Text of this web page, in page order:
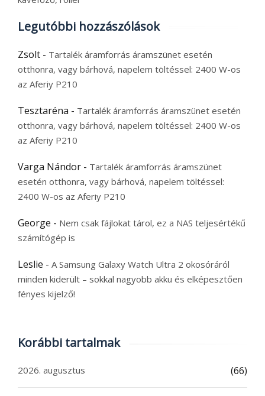
Legutóbbi hozzászólások
Zsolt - Tartalék áramforrás áramszünet esetén
otthonra, vagy bárhová, napelem töltéssel: 2400 W-os
az Aferiy P210
Tesztaréna - Tartalék áramforrás áramszünet esetén
otthonra, vagy bárhová, napelem töltéssel: 2400 W-os
az Aferiy P210
Varga Nándor - Tartalék áramforrás áramszünet
esetén otthonra, vagy bárhová, napelem töltéssel:
2400 W-os az Aferiy P210
George - Nem csak fájlokat tárol, ez a NAS teljesértékű
számítógép is
Leslie - A Samsung Galaxy Watch Ultra 2 okosóráról
minden kiderült – sokkal nagyobb akku és elképesztően
fényes kijelző!
Korábbi tartalmak
2026. augusztus (66)